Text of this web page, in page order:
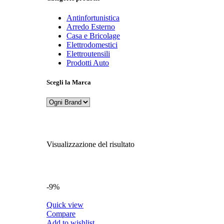
Antinfortunistica
Arredo Esterno
Casa e Bricolage
Elettrodomestici
Elettroutensili
Prodotti Auto
Scegli la Marca
Visualizzazione del risultato
-9%
Quick view
Compare